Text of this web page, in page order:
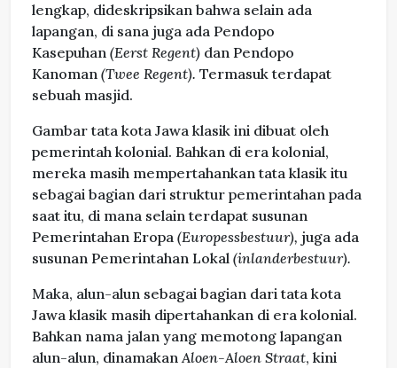
lengkap, dideskripsikan bahwa selain ada
lapangan, di sana juga ada Pendopo
Kasepuhan (Eerst Regent) dan Pendopo
Kanoman (Twee Regent). Termasuk terdapat
sebuah masjid.
Gambar tata kota Jawa klasik ini dibuat oleh
pemerintah kolonial. Bahkan di era kolonial,
mereka masih mempertahankan tata klasik itu
sebagai bagian dari struktur pemerintahan pada
saat itu, di mana selain terdapat susunan
Pemerintahan Eropa (Europessbestuur), juga ada
susunan Pemerintahan Lokal (inlanderbestuur).
Maka, alun-alun sebagai bagian dari tata kota
Jawa klasik masih dipertahankan di era kolonial.
Bahkan nama jalan yang memotong lapangan
alun-alun, dinamakanAloen-Aloen Straat, kini